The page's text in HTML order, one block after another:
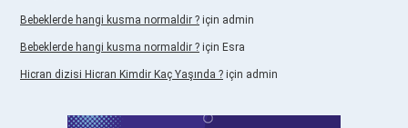
Bebeklerde hangi kusma normaldir ? için admin
Bebeklerde hangi kusma normaldir ? için Esra
Hicran dizisi Hicran Kimdir Kaç Yaşında ? için admin